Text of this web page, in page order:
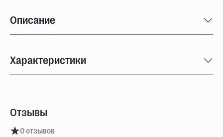
Описание
Характеристики
Отзывы
0 отзывов